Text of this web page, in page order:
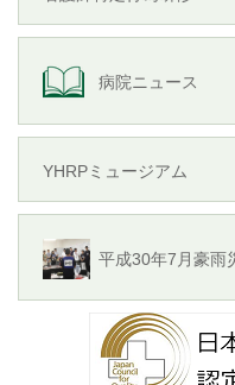
病院ニュース
YHRPミュージアム
平成30年7月豪雨